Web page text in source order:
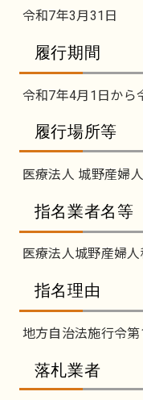
令和7年3月31日
履行期間
令和7年4月1日から
履行場所等
医療法人 城野産婦
指名業者名等
医療法人城野産婦
指名理由
地方自治法施行令
落札業者